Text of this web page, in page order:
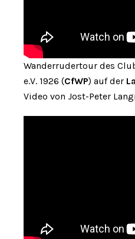
Wanderrudertour des
e.V. 1926 (CfWP) auf der
Video von Jost-Peter